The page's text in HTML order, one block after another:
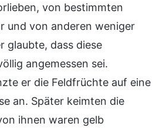
von bestimmten
und von anderen weniger
glaubte, dass diese
angemessen sei.
er die Feldfrüchte auf eine
an. Später keimten die
ihnen waren gelb